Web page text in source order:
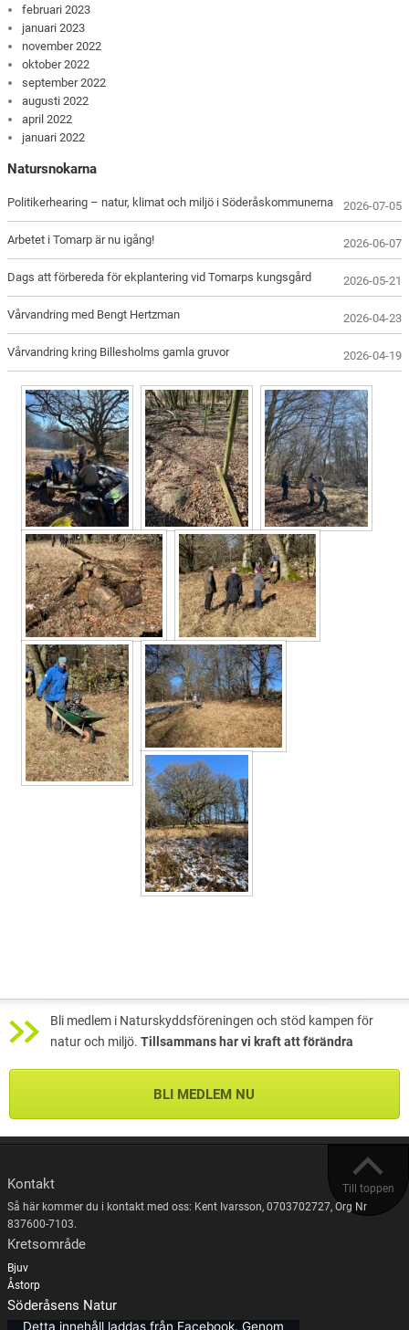
februari 2023
januari 2023
november 2022
oktober 2022
september 2022
augusti 2022
april 2022
januari 2022
Natursnokarna
Politikerhearing – natur, klimat och miljö i Söderåskommunerna 2026-07-05
Arbetet i Tomarp är nu igång! 2026-06-07
Dags att förbereda för ekplantering vid Tomarps kungsgård 2026-05-21
Vårvandring med Bengt Hertzman 2026-04-23
Vårvandring kring Billesholms gamla gruvor 2026-04-19
Bli medlem i Naturskyddsföreningen och stöd kampen för
natur och miljö. Tillsammans har vi kraft att förändra
BLI MEDLEM NU
Till toppen
Kontakt
Så här kommer du i kontakt med oss: Kent Ivarsson, 0703702727, Org Nr
837600-7103.
Kretsområde
Bjuv
Åstorp
Söderåsens Natur
Detta innehåll laddas från Facebook. Genom